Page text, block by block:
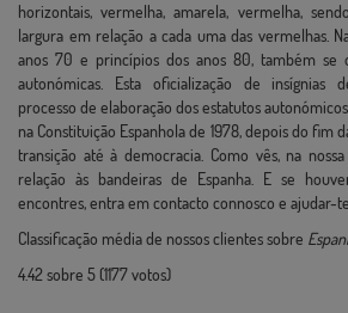
horizontais, vermelha, amarela, vermelha,
largura em relação a cada uma das vermelhas.
anos 70 e princípios dos anos 80, também se
autonómicas. Esta oficialização de insígnias
processo de elaboração dos estatutos
na Constituição Espanhola de 1978, depois do fim
transição até à democracia. Como vês, na
relação às bandeiras de Espanha. E se
encontres, entra em contacto connosco e ajudar-
Classificação média de nossos clientes sobre
4.42sobre 5 (1177votos)